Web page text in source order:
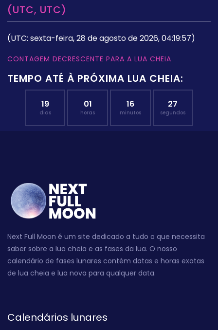
(UTC, UTC)
(UTC: sexta-feira, 28 de agosto de 2026, 04:19:57)
CONTAGEM DECRESCENTE PARA A LUA CHEIA
TEMPO ATÉ À PRÓXIMA LUA CHEIA:
19
dias
01
horas
16
minutos
26
segundos
Next Full Moon é um site dedicado a tudo o que necessita
saber sobre a lua cheia e as fases da lua. O nosso
calendário de fases lunares contém datas e horas exatas
de lua cheia e lua nova para qualquer data.
Calendários lunares